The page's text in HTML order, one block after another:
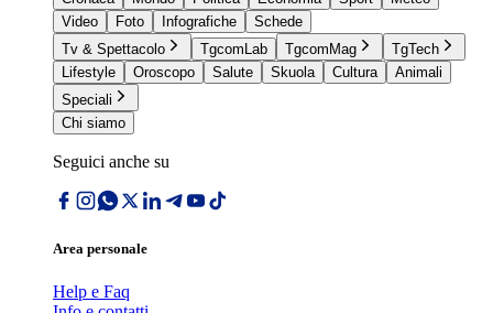
Video
Foto Infografiche
Schede
Tv & Spettacolo
TgcomLab TgcomMag
TgTech
Lifestyle
Oroscopo Salute Skuola Cultura
Animali
Speciali
Chi siamo
Seguici anche su
Area personale
Help e Faq